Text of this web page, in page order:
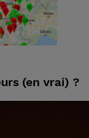
(en vrai) ?